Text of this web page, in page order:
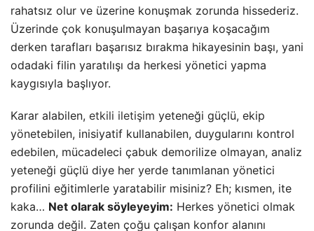
derken tarafları başarısız bırakma hikayesinin başı, yani
odadaki filin yaratılışı da herkesi yönetici yapma
kaygısıyla başlıyor.
Karar alabilen, etkili iletişim
yeteneği güçlü, ekip
yönetebilen, inisiyatif kullanabilen, duygularını kontrol
edebilen, mücadeleci çabuk demorilize olmayan, analiz
yeteneği güçlü diye her yerde tanımlanan yönetici
profilini eğitimlerle yaratabilir misiniz? Eh; kısmen, ite
kaka…Net olarak söyleyeyim:Herkes yönetici olmak
zorunda değil. Zaten çoğu çalışan konfor alanını
bırakıp çok da matah olmayan sıkıntıları yüklenmeyi
aslında istemiyor. Değer görebilmenin, dinlenilmesinin,